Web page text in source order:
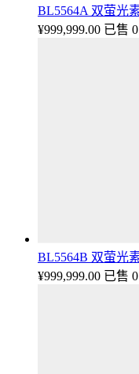
BL5564A 双萤光
¥999,999.00 已售 0
BL5564B 双萤光
¥999,999.00 已售 0